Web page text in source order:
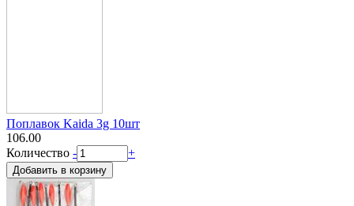
Поплавок Kaida 3g 10шт
106.00
Количество - +